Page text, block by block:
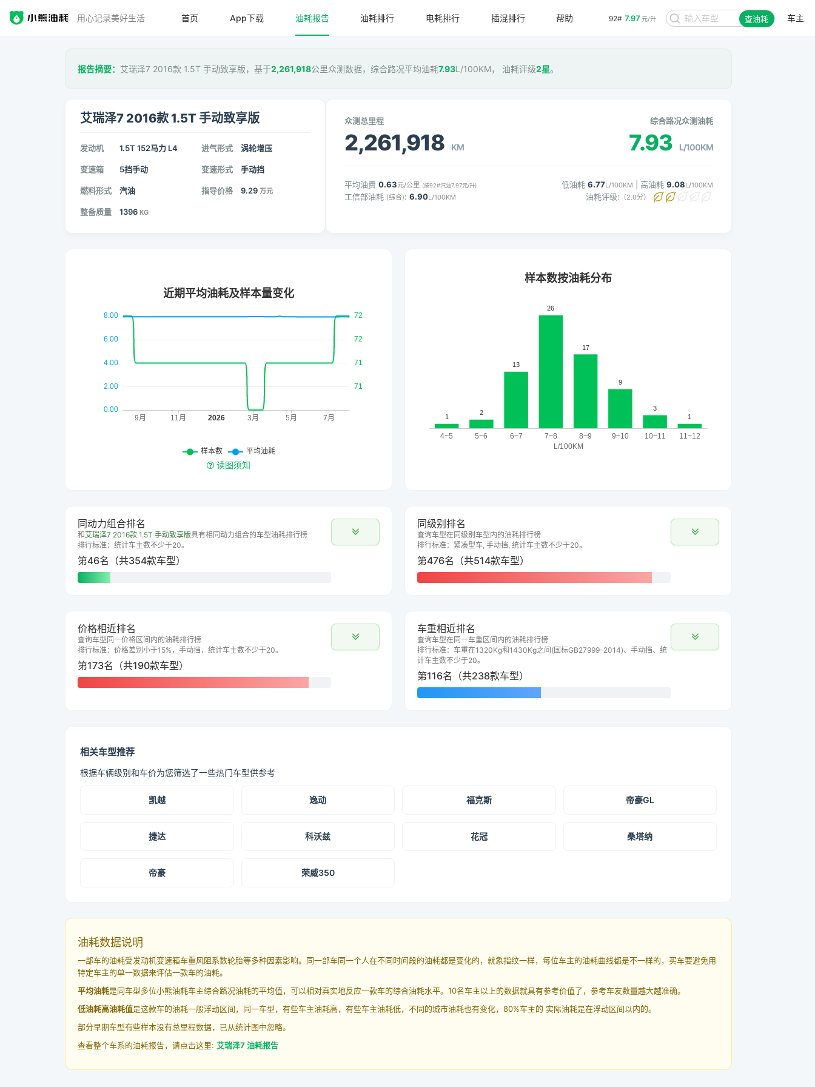
用心记录美好生活 92# 7.97 元/升 查油耗 车主
首页 App下载 油耗报告 油耗排行 电耗排行 插混排行 帮助
报告摘要： 艾瑞泽7 2016款 1.5T 手动致享版，基于2,261,918公里众测数据，综合路况平均油耗7.93L/100KM， 油耗评级2星。
艾瑞泽7 2016款 1.5T 手动致享版
发动机 1.5T 152马力 L4 进气形式 涡轮增压
变速箱 5挡手动 变速形式 手动挡
燃料形式 汽油 指导价格 9.29 万元
整备质量 1396 KG
众测总里程
2,261,918 KM
综合路况众测油耗
7.93 L/100KM
平均油费 0.63元/公里 (按92#汽油7.97元/升)
工信部油耗 (综合): 6.90L/100KM
低油耗 6.77L/100KM | 高油耗 9.08L/100KM
油耗评级: （2.0分）
读图须知
同动力组合排名
和艾瑞泽7 2016款 1.5T 手动致享版具有相同动力组合的车型油耗排行榜
排行标准：统计车主数不少于20。
第46名（共354款车型）
同级别排名
查询车型在同级别车型内的油耗排行榜
排行标准：紧凑型车, 手动挡, 统计车主数不少于20。
第476名（共514款车型）
价格相近排名
查询车型同一价格区间内的油耗排行榜
排行标准：价格差别小于15%，手动挡，统计车主数不少于20。
第173名（共190款车型）
车重相近排名
查询车型在同一车重区间内的油耗排行榜
排行标准：车重在1320Kg和1430Kg之间(国标GB27999-2014)、手动挡、统
计车主数不少于20。
第116名（共238款车型）
相关车型推荐
根据车辆级别和车价为您筛选了一些热门车型供参考
凯越 逸动 福克斯 帝豪GL
捷达 科沃兹 花冠 桑塔纳
帝豪 荣威350
油耗数据说明
一部车的油耗受发动机变速箱车重风阻系数轮胎等多种因素影响。同一部车同一个人在不同时间段的油耗都是变化的，就象指纹一样，每位车主的油耗曲线都是不一样的，买车要避免用
特定车主的单一数据来评估一款车的油耗。
平均油耗是同车型多位小熊油耗车主综合路况油耗的平均值，可以相对真实地反应一款车的综合油耗水平。10名车主以上的数据就具有参考价值了，参考车友数量越大越准确。
低油耗高油耗值是这款车的油耗一般浮动区间，同一车型，有些车主油耗高，有些车主油耗低，不同的城市油耗也有变化，80%车主的 实际油耗是在浮动区间以内的。
部分早期车型有些样本没有总里程数据，已从统计图中忽略。
查看整个车系的油耗报告，请点击这里: 艾瑞泽7 油耗报告